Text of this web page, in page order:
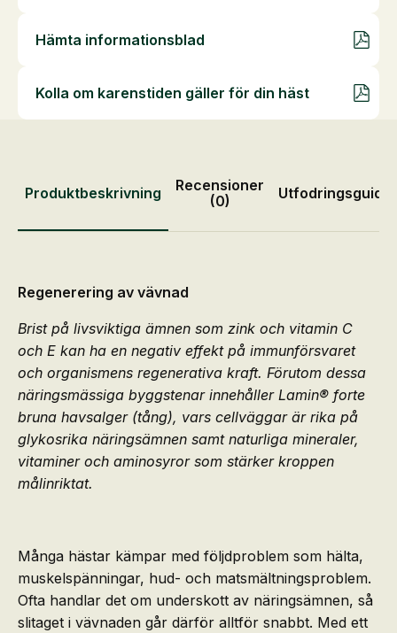
Hämta informationsblad
Kolla om karenstiden gäller för din häst
Produktbeskrivning
Recensioner
(0)
Utfodringsguide
Regenerering av vävnad
Brist på livsviktiga ämnen som zink och vitamin C
och E kan ha en negativ effekt på immunförsvaret
och organismens regenerativa kraft. Förutom dessa
näringsmässiga byggstenar innehåller Lamin® forte
bruna havsalger (tång), vars cellväggar är rika på
glykosrika näringsämnen samt naturliga mineraler,
vitaminer och aminosyror som stärker kroppen
målinriktat.
Många hästar kämpar med följdproblem som hälta,
muskelspänningar, hud- och matsmältningsproblem.
Ofta handlar det om underskott av näringsämnen, så
slitaget i vävnaden går därför alltför snabbt. Med ett